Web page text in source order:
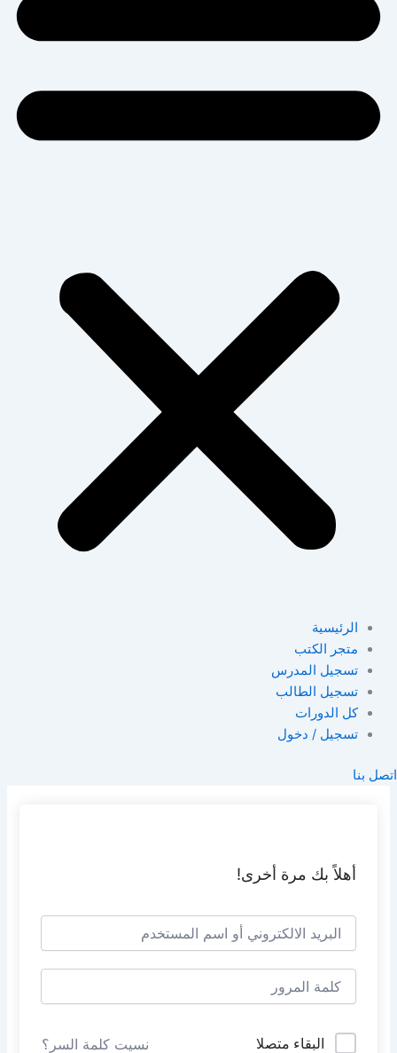
الرئيسية
متجر الكتب
تسجيل المدرس
تسجيل الطالب
كل الدورات
تسجيل / دخول
اتصل بنا
أهلاً بك مرة أخرى!
البقاء متصلا نسيت كلمة السر؟